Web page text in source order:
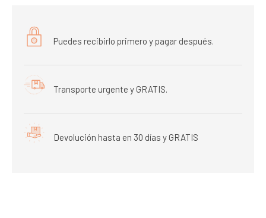
Puedes recibirlo primero y pagar después.
Transporte urgente y GRATIS.
Devolución hasta en 30 días y GRATIS